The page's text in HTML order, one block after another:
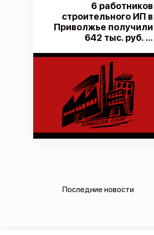
6 работников
строительного ИП в
Приволжье получили
642 тыс. руб. ...
Последние новости